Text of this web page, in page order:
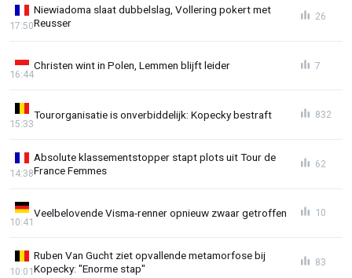
Niewiadoma slaat dubbelslag, Vollering pokert met
Reusser
17:50
26
Christen wint in Polen, Lemmen blijft leider
16:44
7
Tourorganisatie is onverbiddelijk: Kopecky bestraft
15:33
832
Absolute klassementstopper stapt plots uit Tour de
France Femmes
14:38
62
Veelbelovende Visma-renner opnieuw zwaar getroffen
10:41
10
Ruben Van Gucht ziet opvallende metamorfose bij
Kopecky: "Enorme stap"
10:01
83